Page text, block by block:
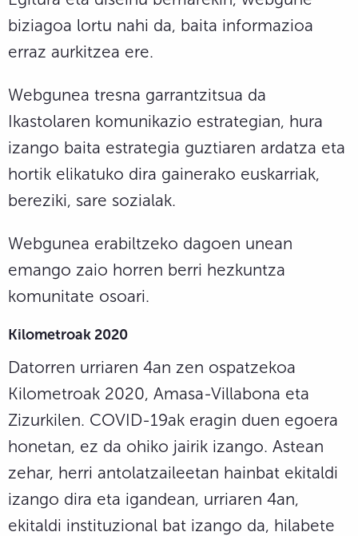
biziagoa lortu nahi da, baita informazioa
erraz aurkitzea ere.
Webgunea tresna garrantzitsua da
Ikastolaren komunikazio estrategian, hura
izango baita estrategia guztiaren ardatza eta
hortik elikatuko dira gainerako euskarriak,
bereziki, sare sozialak.
Webgunea erabiltzeko dagoen unean
emango zaio horren berri hezkuntza
komunitate osoari.
Kilometroak 2020
Datorren urriaren 4an zen ospatzekoa
Kilometroak 2020, Amasa-Villabona eta
Zizurkilen. COVID-19ak eragin duen egoera
honetan, ez da ohiko jairik izango. Astean
zehar, herri antolatzaileetan hainbat ekitaldi
izango dira eta igandean, urriaren 4an,
ekitaldi instituzional bat izango da, hilabete